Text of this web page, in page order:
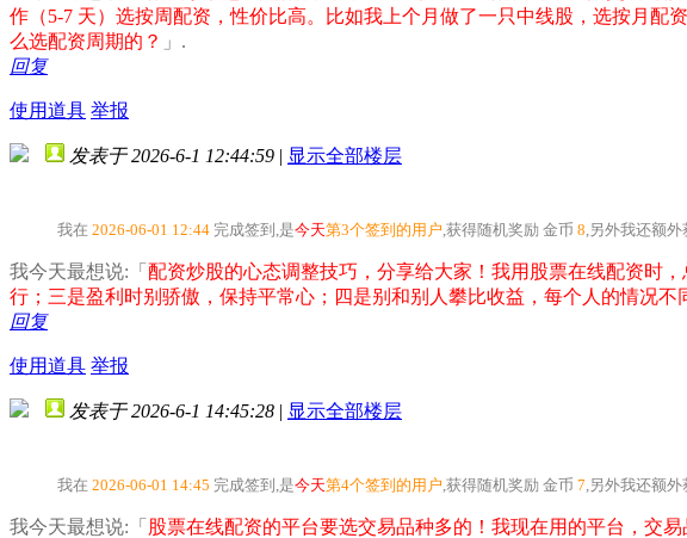
作（5-7 天）选按周配资，性价比高。比如我上个月做了一只中线股，选按月
么选配资周期的？ 」.
回复
使用道具 举报
发表于 2026-6-1 12:44:59 | 显示全部楼层
我在 2026-06-01 12:44 完成签到,是今天第3个签到的用户 ,获得随机奖励 金币 8 ,另外我还额外
我今天最想说:「 配资炒股的心态调整技巧，分享给大家！我用股票在线配资时
行；三是盈利时别骄傲，保持平常心；四是别和别人攀比收益，每个人的情况
回复
使用道具 举报
发表于 2026-6-1 14:45:28 | 显示全部楼层
我在 2026-06-01 14:45 完成签到,是今天第4个签到的用户 ,获得随机奖励 金币 7 ,另外我还额外
我今天最想说:「 股票在线配资的平台要选交易品种多的！我现在用的平台，交